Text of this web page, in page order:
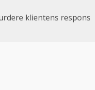
klientens respons